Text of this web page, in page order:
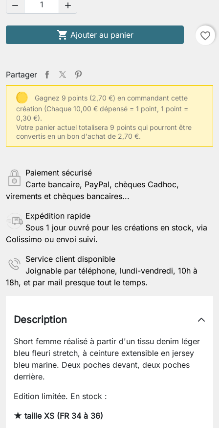
 
 Ajouter au panier favorite_border
Partager
Gagnez 9 points (2,70 €) en commandant cette
création (Chaque 10,00 € dépensé = 1 point, 1 point =
0,30 €).
Votre panier actuel totalisera 9 points qui pourront être
convertis en un bon d'achat de 2,70 €.
Paiement sécurisé
Carte bancaire, PayPal, chèques Cadhoc,
virements et chèques bancaires...
Expédition rapide
Sous 1 jour ouvré pour les créations en stock, via
Colissimo ou envoi suivi.
Service client disponible
Joignable par téléphone, lundi-vendredi, 10h à
18h, et par mail presque tout le temps.
Description
Short femme réalisé à partir d'un tissu denim léger
bleu fleuri stretch, à ceinture extensible en jersey
bleu marine. Deux poches devant, deux poches
derrière.
Edition limitée. En stock :
★ taille XS (FR 34 à 36)